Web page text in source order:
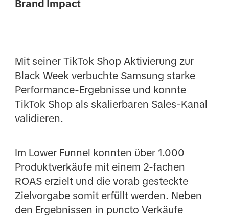
Brand Impact
Mit seiner TikTok Shop Aktivierung zur
Black Week verbuchte Samsung starke
Performance-Ergebnisse und konnte
TikTok Shop als skalierbaren Sales-Kanal
validieren.
Im Lower Funnel konnten über 1.000
Produktverkäufe mit einem 2-fachen
ROAS erzielt und die vorab gesteckte
Zielvorgabe somit erfüllt werden. Neben
den Ergebnissen in puncto Verkäufe